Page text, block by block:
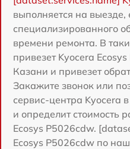
выполняется на выезде,
специализированного
времени ремонта. В
привезет Kyocera
Казани и привезет
Закажите звонок или
сервис-центра Kyocera
и определит стоимость
Ecosys P5026cdw.
Ecosys P5026cdw по